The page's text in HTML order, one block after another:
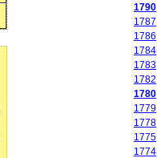
1790
1787
1786
1784
1783
1782
1780
1779
1778
1775
1774